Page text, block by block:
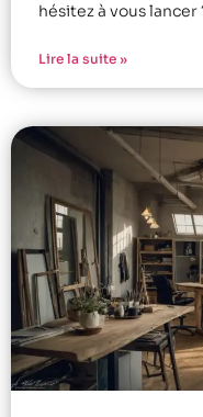
hésitez à vous lancer
Lire la suite »